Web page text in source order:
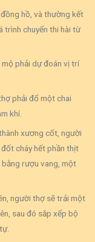
hồ, và thường kết
trình chuyển thi hài từ
phải dự đoán vị trí
phải đổ một chai
khí.
xương cốt, người
cháy hết phần thịt
rượu vang, một
người thợ sẽ trải một
sau đó sắp xếp bộ